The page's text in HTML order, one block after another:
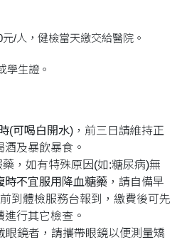
元/人，健檢當天繳交給醫院。
學生證。
(可喝白開水) ，前三日請維持正
及暴飲暴食。
，如有特殊原因(如:糖尿病)無
時不宜服用降血糖藥 ，請自備早
到體檢服務台報到，繳費後可先
行其它檢查。
眼鏡者，請攜帶眼鏡以便測量矯